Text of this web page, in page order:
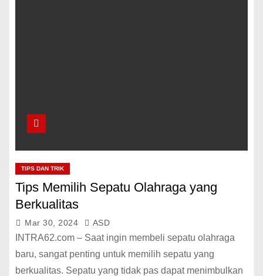
TIPS DAN TRIK
Tips Memilih Sepatu Olahraga yang
Berkualitas
Mar 30, 2024 ASD
INTRA62.com – Saat ingin membeli sepatu olahraga
baru, sangat penting untuk memilih sepatu yang
berkualitas. Sepatu yang tidak pas dapat menimbulkan